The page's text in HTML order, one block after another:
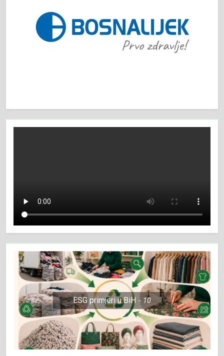
ESG primjeri u BiH 10